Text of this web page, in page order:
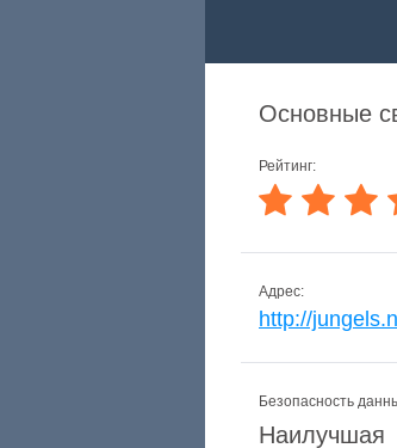
Основные
Рейтинг:
Адрес:
http://
Безопасность
Наилучшая